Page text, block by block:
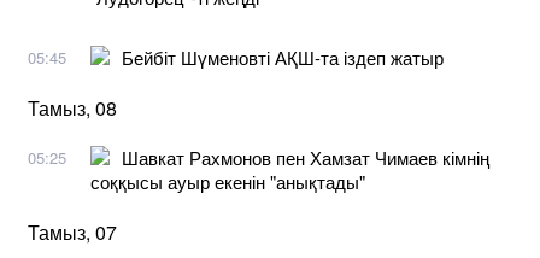
05:45 Бейбіт Шүменовті АҚШ-та іздеп жатыр
Тамыз, 08
05:25
Шавкат Рахмонов пен Хамзат Чимаев кімнің
соққысы ауыр екенін "анықтады"
Тамыз, 07